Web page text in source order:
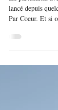
L'été en
En partenariat
Par Coeur. Et si
plaisir de savoir
réciter dans sa
chuchoter à
Voici les trois
relever ce défi